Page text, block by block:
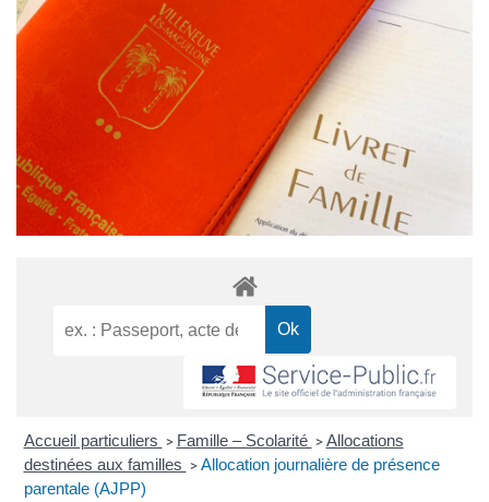
Accueil particuliers > Famille – Scolarité > Allocations
destinées aux familles > Allocation journalière de présence
parentale (AJPP)